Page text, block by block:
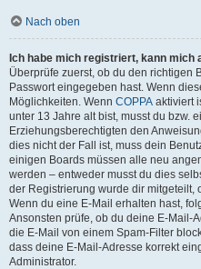
Nach oben
Ich habe mich registriert, kann mich
Überprüfe zuerst, ob du den richtigen
Passwort eingegeben hast. Wenn
Möglichkeiten. Wenn COPPA aktiviert
unter 13 Jahre alt bist, musst du bzw.
Erziehungsberechtigten den
dies nicht der Fall ist, muss dein
einigen Boards müssen alle neu
werden – entweder musst du dies
der Registrierung wurde dir mitgeteilt,
Wenn du eine E-Mail erhalten hast,
Ansonsten prüfe, ob du deine E-Mail-
die E-Mail von einem Spam-Filter
dass deine E-Mail-Adresse korrekt
Administrator.